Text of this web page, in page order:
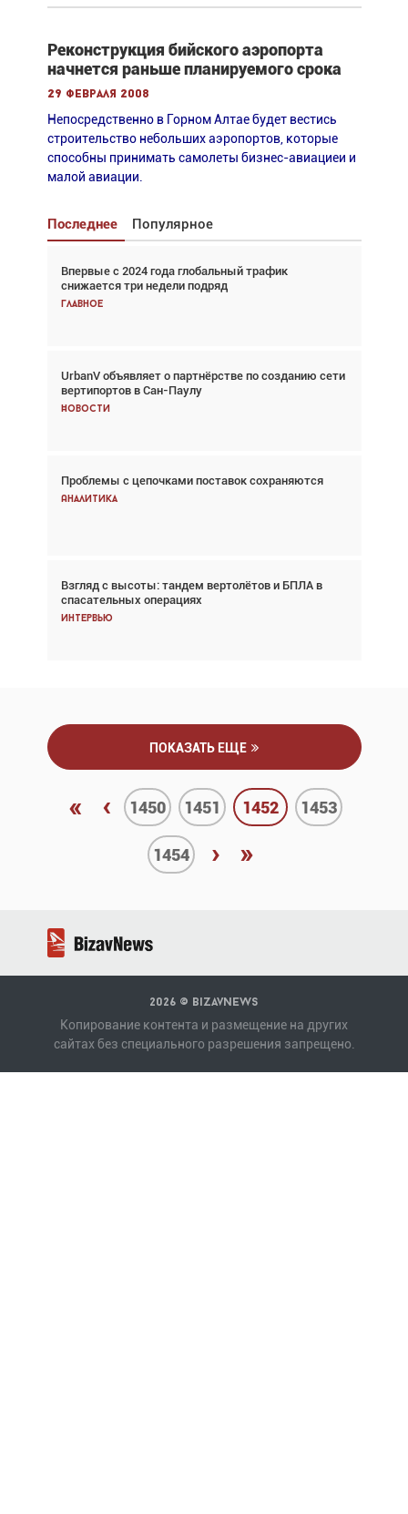
Реконструкция бийского аэропорта
начнется раньше планируемого срока
29 февраля 2008
Непосредственно в Горном Алтае будет вестись
строительство небольших аэропортов, которые
способны принимать самолеты бизнес-авиациеи и
малой авиации.
Последнее Популярное
Впервые с 2024 года глобальный трафик
снижается три недели подряд
Главное
UrbanV объявляет о партнёрстве по созданию сети
вертипортов в Сан-Паулу
Новости
Проблемы с цепочками поставок сохраняются
Аналитика
Взгляд с высоты: тандем вертолётов и БПЛА в
спасательных операциях
Интервью
Взгляд с высоты: тандем вертолётов и БПЛА в
спасательных операциях
Главное
Авиационный фотограф Дэйв Кох: «Фотография
говорит сама за себя... а ИИ всё портит»
Новости
Впервые с 2024 года глобальный трафик
снижается три недели подряд
Частный самолёт – это актив. Подходите к
покупке соответствующим образом
Интервью
ПОКАЗАТЬ ЕЩЕ
« ‹ 1450 1451 1452 1453
1454 › »
2026 © BizavNews
Копирование контента и размещение на других
сайтах без специального разрешения запрещено.